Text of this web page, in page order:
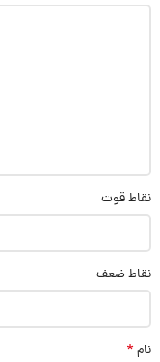
نقاط قوت
نقاط ضعف
نام *